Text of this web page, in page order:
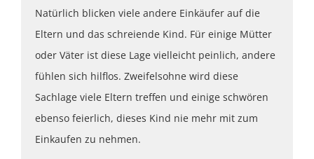
Natürlich blicken viele andere Einkäufer auf die
Eltern und das schreiende Kind. Für einige Mütter
oder Väter ist diese Lage vielleicht peinlich, andere
fühlen sich hilflos. Zweifelsohne wird diese
Sachlage viele Eltern treffen und einige schwören
ebenso feierlich, dieses Kind nie mehr mit zum
Einkaufen zu nehmen.